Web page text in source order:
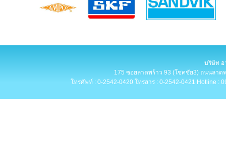
บริษัท อ
175 ซอยลาดพร้าว 93 (โชคชัย3) ถนนลาด
โทรศัพท์ : 0-2542-0420 โทรสาร : 0-2542-0421 Hotline :